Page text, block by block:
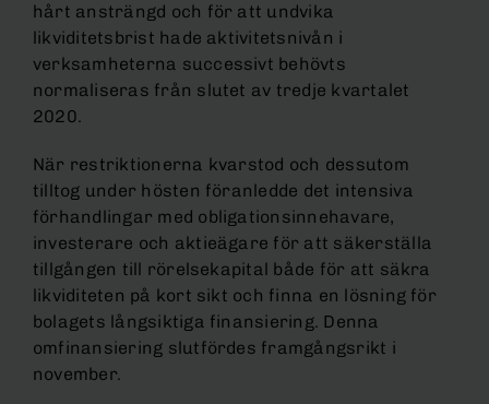
hårt ansträngd och för att undvika
likviditetsbrist hade aktivitetsnivån i
verksamheterna successivt behövts
normaliseras från slutet av tredje kvartalet
2020.
När restriktionerna kvarstod och dessutom
tilltog under hösten föranledde det intensiva
förhandlingar med obligationsinnehavare,
investerare och aktieägare för att säkerställa
tillgången till rörelsekapital både för att säkra
likviditeten på kort sikt och finna en lösning för
bolagets långsiktiga finansiering. Denna
omfinansiering slutfördes framgångsrikt i
november.